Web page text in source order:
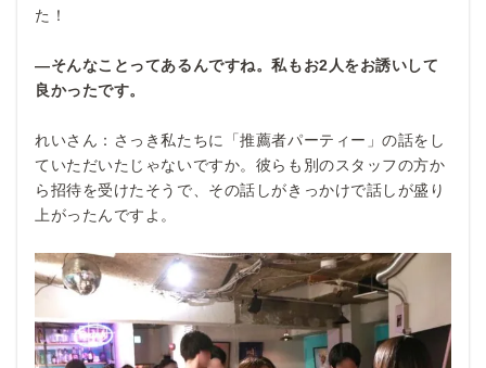
た！
―そんなことってあるんですね。私もお2 人をお誘いして
良かったです。
れいさん：さっき私たちに「推薦者パーティー」の話をし
ていただいたじゃないですか。彼らも別のスタッフの方か
ら招待を受けたそうで、その話しがきっかけで話しが盛り
上がったんですよ。